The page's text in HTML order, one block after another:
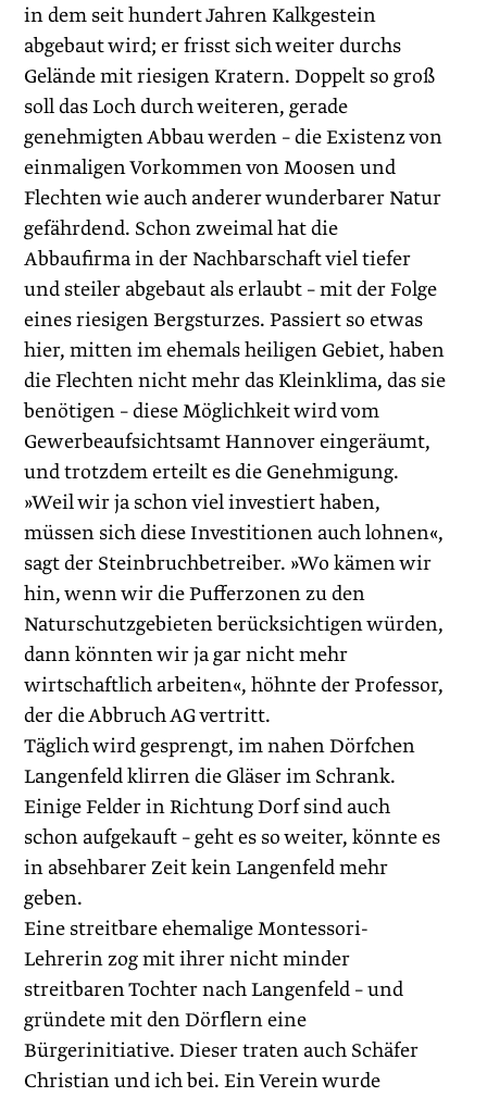
in dem seit hundert Jahren Kalkgestein
abgebaut wird; er frisst sich weiter durchs
Gelände mit riesigen Kratern. Doppelt so groß
soll das Loch durch weiteren, gerade
genehmigten Abbau werden – die Existenz von
einmaligen Vorkommen von Moosen und
Flechten wie auch anderer wunderbarer Natur
gefährdend. Schon zweimal hat die
Abbaufirma in der Nachbarschaft viel tiefer
und steiler abgebaut als erlaubt – mit der Folge
eines riesigen Bergsturzes. Passiert so etwas
hier, mitten im ehemals heiligen Gebiet, haben
die Flechten nicht mehr das Kleinklima, das sie
benötigen – diese Möglichkeit wird vom
Gewerbeaufsichtsamt Hannover eingeräumt,
und trotzdem erteilt es die Genehmigung.
»Weil wir ja schon viel investiert haben,
müssen sich diese Investitionen auch lohnen«,
sagt der Steinbruchbetreiber. »Wo kämen wir
hin, wenn wir die Pufferzonen zu den
Naturschutzgebieten berücksichtigen würden,
dann könnten wir ja gar nicht mehr
wirtschaftlich arbeiten«, höhnte der Professor,
der die ­Abbruch AG vertritt.
Täglich wird gesprengt, im nahen Dörfchen
Langenfeld klirren die Gläser im Schrank.
Einige Felder in Richtung Dorf sind auch
schon aufgekauft – geht es so weiter, könnte es
in abseh­barer Zeit kein Langenfeld mehr
geben.
Eine streitbare ehemalige Montessori-
Lehrerin zog mit ihrer nicht minder
streitbaren Tochter nach Langenfeld – und
gründete mit den Dörflern eine
Bürgerinitiative. Dieser traten auch Schäfer
Christian und ich bei. Ein Verein wurde